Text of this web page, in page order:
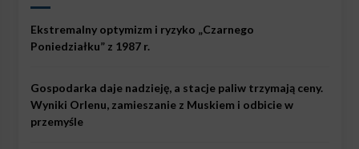
Ekstremalny optymizm i ryzyko „Czarnego
Poniedziałku” z 1987 r.
Gospodarka daje nadzieję, a stacje paliw trzymają ceny.
Wyniki Orlenu, zamieszanie z Muskiem i odbicie w
przemyśle